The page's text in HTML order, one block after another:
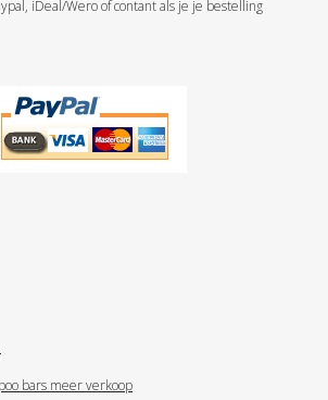
iDeal/Wero of contant als je je bestelling
bars meer verkoop